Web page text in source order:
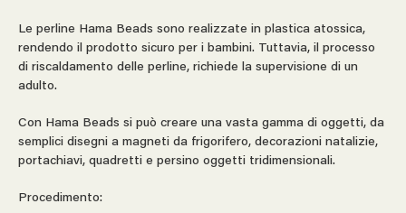
Le perline Hama Beads sono realizzate in plastica atossica,
rendendo il prodotto sicuro per i bambini. Tuttavia, il processo
di riscaldamento delle perline, richiede la supervisione di un
adulto.
Con Hama Beads si può creare una vasta gamma di oggetti, da
semplici disegni a magneti da frigorifero, decorazioni natalizie,
portachiavi, quadretti e persino oggetti tridimensionali.
Procedimento: